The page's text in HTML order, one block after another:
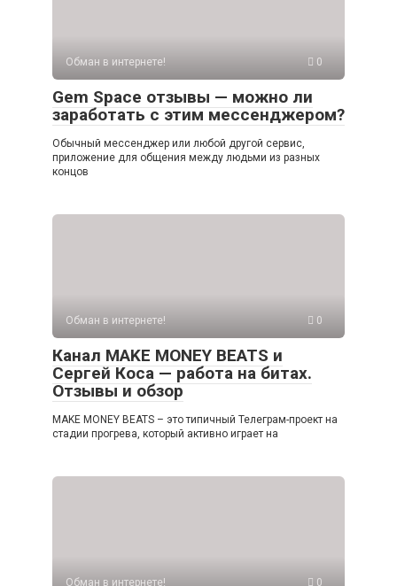
Обман в интернете! 0
Gem Space отзывы — можно ли
заработать с этим мессенджером?
Обычный мессенджер или любой другой сервис,
приложение для общения между людьми из разных
концов
Обман в интернете! 0
Канал MAKE MONEY BEATS и
Сергей Коса — работа на битах.
Отзывы и обзор
MAKE MONEY BEATS – это типичный Телеграм-проект на
стадии прогрева, который активно играет на
Обман в интернете! 0